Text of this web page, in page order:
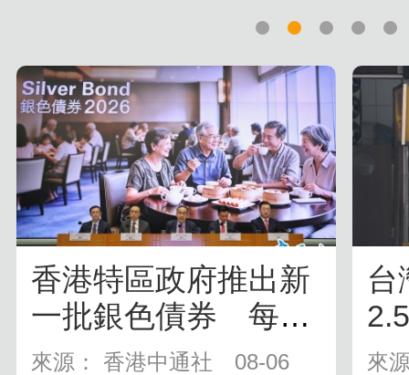
香港特區政府推出新
一批銀色債券 每手
1萬元保底...
來源： 香港中通社 08-06
台
來